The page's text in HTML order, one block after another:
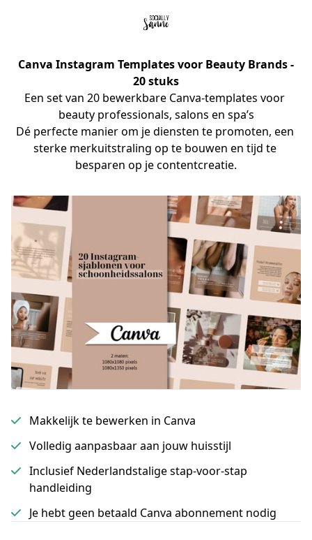
Canva Instagram Templates voor Beauty Brands -
20 stuks
Een set van 20 bewerkbare Canva-templates voor
beauty professionals, salons en spa’s
Dé perfecte manier om je diensten te promoten, een
sterke merkuitstraling op te bouwen en tijd te
besparen op je contentcreatie.
Makkelijk te bewerken in Canva
Volledig aanpasbaar aan jouw huisstijl
Inclusief Nederlandstalige stap-voor-stap
handleiding
Je hebt geen betaald Canva abonnement nodig